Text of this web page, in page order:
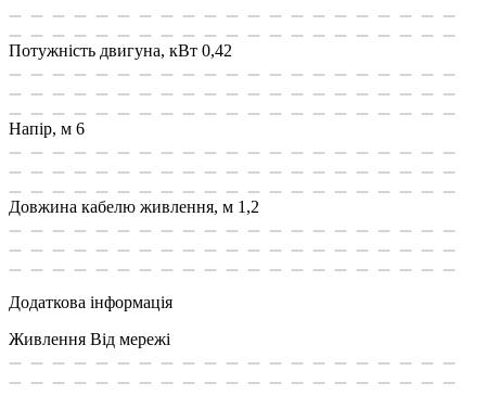
Потужність двигуна, кВт 0,42
Напір, м 6
Довжина кабелю живлення, м 1,2
Додаткова інформація
Живлення Від мережі